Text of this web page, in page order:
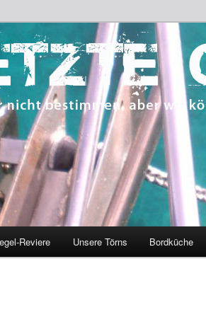
aber wir können die Segel richten.
Reviere Unsere Törns Bordküche